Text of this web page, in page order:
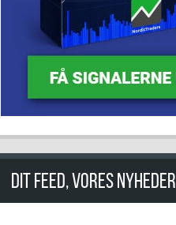
DIT FEED, VORES NYHEDER